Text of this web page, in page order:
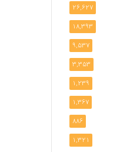
26,627
18,393
9,537
3,353
1,239
1,367
886
1,321